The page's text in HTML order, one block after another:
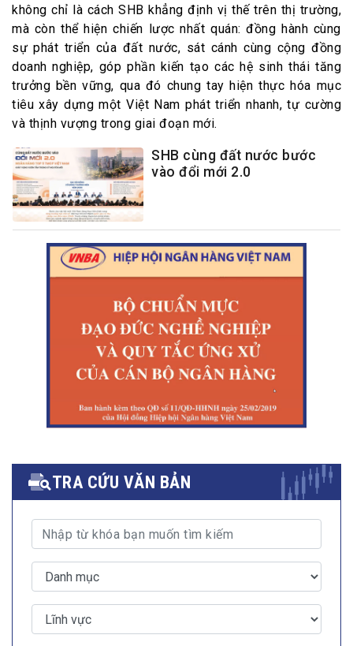
không chỉ là cách SHB khẳng định vị thế trên thị trường,
mà còn thể hiện chiến lược nhất quán: đồng hành cùng
sự phát triển của đất nước, sát cánh cùng cộng đồng
doanh nghiệp, góp phần kiến tạo các hệ sinh thái tăng
trưởng bền vững, qua đó chung tay hiện thực hóa mục
tiêu xây dựng một Việt Nam phát triển nhanh, tự cường
và thịnh vượng trong giai đoạn mới.
SHB cùng đất nước bước
vào đổi mới 2.0
TRA CỨU VĂN BẢN